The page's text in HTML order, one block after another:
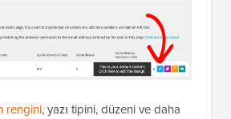
rengini, yazı tipini, düzeni ve daha